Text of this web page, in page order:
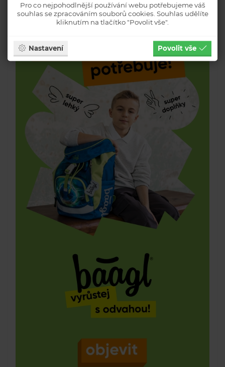
Pro co nejpohodlnější používání webu potřebujeme váš
souhlas se zpracováním souborů cookies. Souhlas udělíte
kliknutím na tlačítko "Povolit vše".
Nastavení Povolit vše